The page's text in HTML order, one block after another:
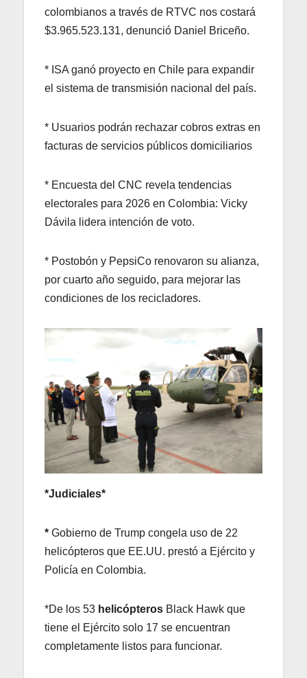
colombianos a través de RTVC nos costará
$3.965.523.131, denunció Daniel Briceño.
* ISA ganó proyecto en Chile para expandir
el sistema de transmisión nacional del país.
* Usuarios podrán rechazar cobros extras en
facturas de servicios públicos domiciliarios
* Encuesta del CNC revela tendencias
electorales para 2026 en Colombia: Vicky
Dávila lidera intención de voto.
* Postobón y PepsiCo renovaron su alianza,
por cuarto año seguido, para mejorar las
condiciones de los recicladores.
*Judiciales*
* Gobierno de Trump congela uso de 22
helicópteros que EE.UU. prestó a Ejército y
Policía en Colombia.
*De los 53 helicópteros Black Hawk que
tiene el Ejército solo 17 se encuentran
completamente listos para funcionar.